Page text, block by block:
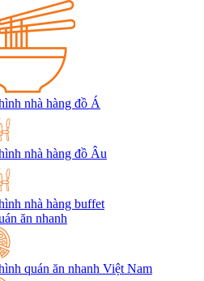
nhà hàng đồ Á
nhà hàng đồ Âu
nhà hàng buffet
ăn nhanh
quán ăn nhanh Việt Nam